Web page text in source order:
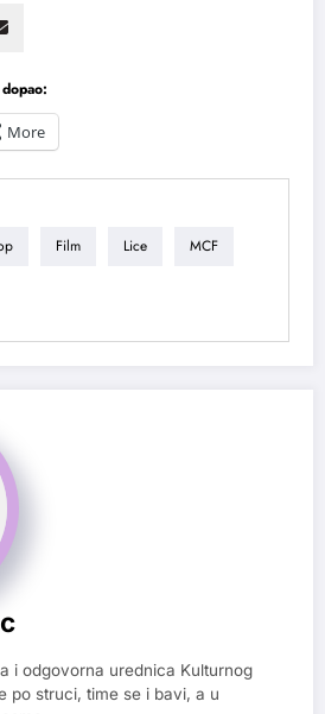
More
Film Lice MCF
i odgovorna urednica Kulturnog
po struci, time se i bavi, a u